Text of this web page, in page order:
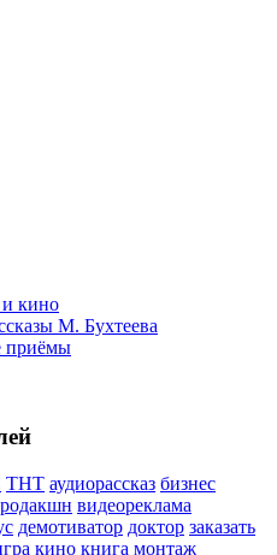
кино
М. Бухтеева
приёмы
ТНТ аудиорассказ бизнес
видеореклама
демотиватор доктор заказать
кино книга монтаж